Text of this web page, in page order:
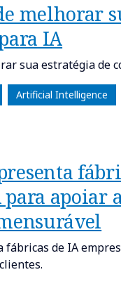
melhorar
IA
sua estratégia de
Artificial Intelligence
apoiar
fábricas de IA